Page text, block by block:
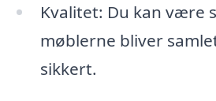
Kvalitet: Du kan være
møblerne bliver
sikkert.